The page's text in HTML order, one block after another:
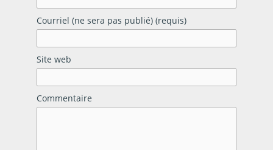
Courriel (ne sera pas publié) (requis)
Site web
Commentaire